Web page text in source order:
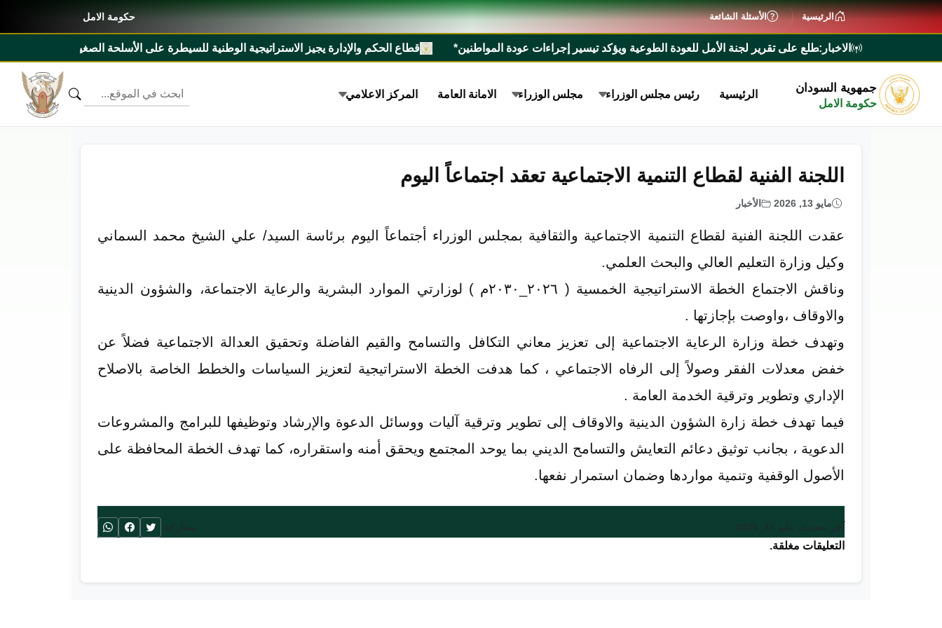
الرئيسية الأسئلة الشائعة حكومة الامل
الاخبار:
رئيس الوزراء يطلع على تقرير لجنة الأمل للعودة الطوعية ويؤكد تيسير إجراءات عودة المواطنين* قطاع الحكم والإدارة يجيز الاستراتيجية الوطنية للسيطرة على الأسلحة الصغيرة والخفيفة ٢٠٢٧م _ ٢٠٣١م ومذكرة تفاهم بين السودان وليبيريا
جمهوية السودان
حكومة الامل
الرئيسية رئيس مجلس الوزراء مجلس الوزراء الامانة العامة المركز الاعلامي
اللجنة الفنية لقطاع التنمية الاجتماعية تعقد اجتماعاً اليوم
مايو 13, 2026 الأخبار
عقدت اللجنة الفنية لقطاع التنمية الاجتماعية والثقافية بمجلس الوزراء أجتماعاً اليوم برئاسة السيد/ علي الشيخ محمد السماني
وكيل وزارة التعليم العالي والبحث العلمي.
وناقش الاجتماع الخطة الاستراتيجية الخمسية ( ٢٠٢٦_٢٠٣٠م ) لوزارتي الموارد البشرية والرعاية الاجتماعة، والشؤون الدينية
والاوقاف ،واوصت بإجازتها .
وتهدف خطة وزارة الرعاية الاجتماعية إلى تعزيز معاني التكافل والتسامح والقيم الفاضلة وتحقيق العدالة الاجتماعية فضلاً عن
خفض معدلات الفقر وصولاً إلى الرفاه الاجتماعي ، كما هدفت الخطة الاستراتيجية لتعزيز السياسات والخطط الخاصة بالاصلاح
الإداري وتطوير وترقية الخدمة العامة .
فيما تهدف خطة زارة الشؤون الدينية والاوقاف إلى تطوير وترقية آليات ووسائل الدعوة والإرشاد وتوظيفها للبرامج والمشروعات
الدعوية ، بجانب توثيق دعائم التعايش والتسامح الديني بما يوحد المجتمع ويحقق أمنه واستقراره، كما تهدف الخطة المحافظة على
الأصول الوقفية وتنمية مواردها وضمان استمرار نفعها.
التعليقات مغلقة.